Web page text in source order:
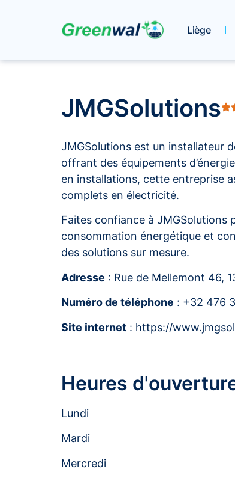
Liège
JMGSolutions
JMGSolutions est un installateur
offrant des équipements
en installations, cette entreprise
complets en électricité.
Faites confiance à JMGSolutions
consommation énergétique et
des solutions sur mesure.
Adresse : Rue de Mellemont 46,
Numéro de téléphone : +32 476
Site internet : https://
Heures
Lundi
Mardi
Mercredi